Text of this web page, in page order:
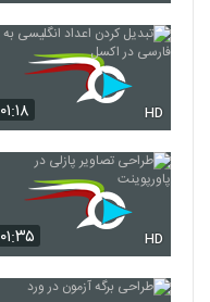
۰۱:۱۸ HD
۰۱:۳۵ HD